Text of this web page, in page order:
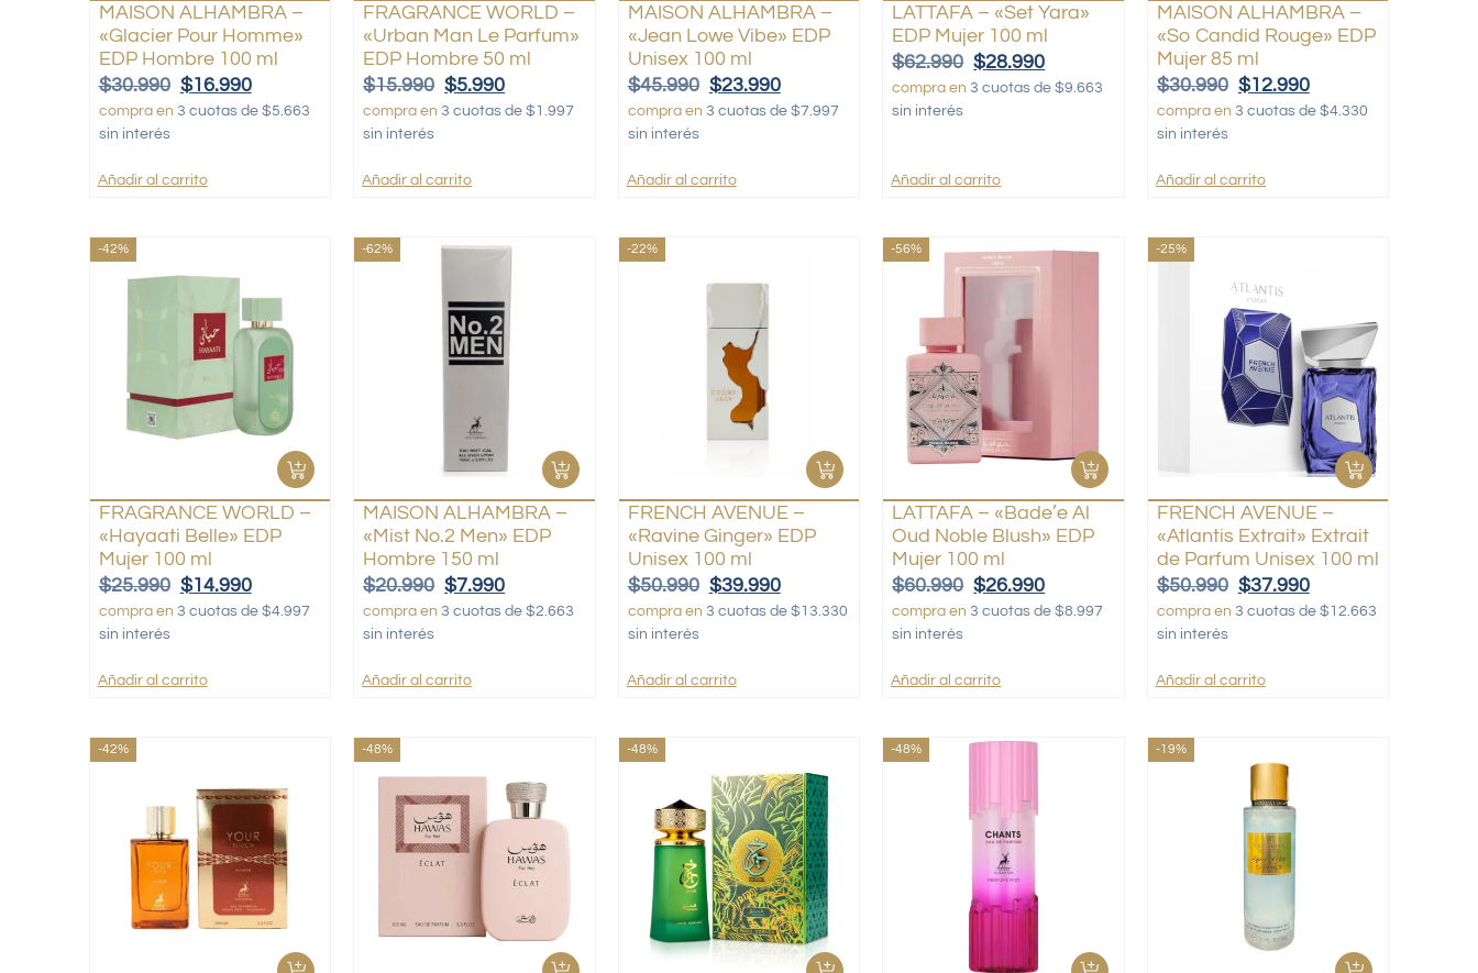
MAISON ALHAMBRA –
«Glacier Pour Homme»
EDP Hombre 100 ml
$30.990 $16.990
compra en 3 cuotas de $5.663
sin interés
Añadir al carrito
FRAGRANCE WORLD –
«Urban Man Le Parfum»
EDP Hombre 50 ml
$15.990 $5.990
compra en 3 cuotas de $1.997
sin interés
Añadir al carrito
MAISON ALHAMBRA –
«Jean Lowe Vibe» EDP
Unisex 100 ml
$45.990 $23.990
compra en 3 cuotas de $7.997
sin interés
Añadir al carrito
LATTAFA – «Set Yara»
EDP Mujer 100 ml
$62.990 $28.990
compra en 3 cuotas de $9.663
sin interés
Añadir al carrito
MAISON ALHAMBRA –
«So Candid Rouge» EDP
Mujer 85 ml
$30.990 $12.990
compra en 3 cuotas de $4.330
sin interés
Añadir al carrito
-42%
FRAGRANCE WORLD –
«Hayaati Belle» EDP
Mujer 100 ml
$25.990 $14.990
compra en 3 cuotas de $4.997
sin interés
Añadir al carrito
-62%
MAISON ALHAMBRA –
«Mist No.2 Men» EDP
Hombre 150 ml
$20.990 $7.990
compra en 3 cuotas de $2.663
sin interés
Añadir al carrito
-22%
FRENCH AVENUE –
«Ravine Ginger» EDP
Unisex 100 ml
$50.990 $39.990
compra en 3 cuotas de $13.330
sin interés
Añadir al carrito
-56%
LATTAFA – «Bade’e Al
Oud Noble Blush» EDP
Mujer 100 ml
$60.990 $26.990
compra en 3 cuotas de $8.997
sin interés
Añadir al carrito
-25%
FRENCH AVENUE –
«Atlantis Extrait» Extrait
de Parfum Unisex 100 ml
$50.990 $37.990
compra en 3 cuotas de $12.663
sin interés
Añadir al carrito
-42% -48% -48% -48% -19%